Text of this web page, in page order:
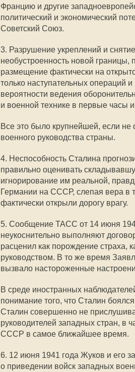
Францию и другие
политический и экономический
Советский Союз.
3. Разрушение укреплений и
необустроенность новой границы,
размещение фактически на
только наступательных операций
вероятности ведения
и военной технике в первые часы
Все это было крупнейшей, если
военного руководства страны.
4. Неспособность Сталина
правильно оценивать
игнорирование им реальной,
Германии на СССР, слепая вера в
фактически открыли дорогу врагу.
5. Сообщение ТАСС от 14 июня
неукоснительно выполняют
расценил как порождение страха,
руководством. В то же время
вызвало настороженные
В среде иностранных
понимание того, что Сталин
Сталин совершенно не
руководителей западных стран, в
СССР в самое ближайшее время.
6. 12 июня 1941 года Жуков и его
о приведении войск западных